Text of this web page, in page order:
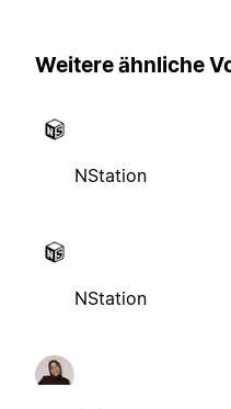
Weitere ähnliche
NStation
NStation